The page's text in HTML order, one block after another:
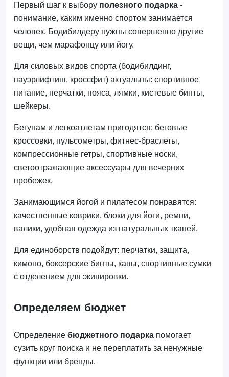
Первый шаг к выбору полезного подарка-
понимание, каким именно спортом занимается
человек. Бодибилдеру нужны совершенно другие
вещи, чем марафонцу или йогу.
Для силовых видов спорта (бодибилдинг,
пауэрлифтинг, кроссфит) актуальны: спортивное
питание, перчатки, пояса, лямки, кистевые бинты,
шейкеры.
Бегунам и легкоатлетам пригодятся: беговые
кроссовки, пульсометры, фитнес-браслеты,
компрессионные гетры, спортивные носки,
светоотражающие аксессуары для вечерних
пробежек.
Занимающимся йогой и пилатесом понравятся:
качественные коврики, блоки для йоги, ремни,
валики, удобная одежда из натуральных тканей.
Для единоборств подойдут: перчатки, защита,
кимоно, боксерские бинты, капы, спортивные сумки
с отделением для экипировки.
Определяем бюджет
Определение бюджетного подаркапомогает
сузить круг поиска и не переплатить за ненужные
функции или бренды.